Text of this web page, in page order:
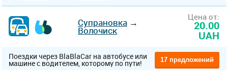
Супрановка →
Волочиск
Цена от:
20.00
UAH
Поездки через BlaBlaCar на автобусе или
машине с водителем, которому по пути! 17 предложений